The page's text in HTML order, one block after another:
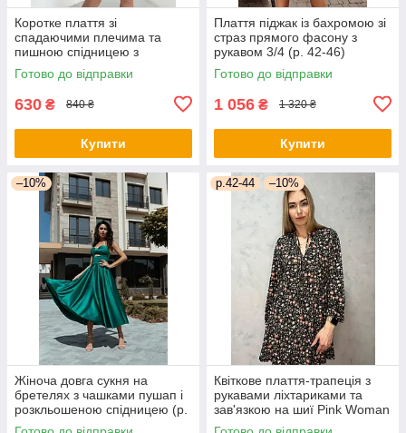
Коротке плаття зі
спадаючими плечима та
пишною спідницею з
воланом (р. 42-46)
66py5272Qr
Готово до відправки
630 ₴ 840 ₴
Купити
Плаття піджак із бахромою зі
страз прямого фасону з
рукавом 3/4 (р. 42-46)
66py2050Qr
Готово до відправки
1 056 ₴ 1 320 ₴
Купити
–10%
Жіноча довга сукня на
бретелях з чашками пушап і
розкльошеною спідницею (р.
44) 66py6043Qr
р.42-44 –10%
Квіткове плаття-трапеція з
рукавами ліхтариками та
зав'язкою на шиї Pink Woman
(р. 42-44) 1035205r